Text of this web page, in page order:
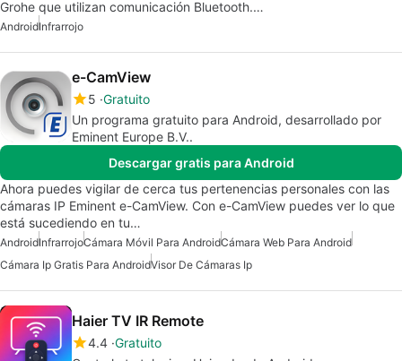
Grohe que utilizan comunicación Bluetooth.…
AndroidInfrarrojo
e-CamView
5 Gratuito
Un programa gratuito para Android, desarrollado por
Eminent Europe B.V..
Descargar gratis para Android
Ahora puedes vigilar de cerca tus pertenencias personales con las
cámaras IP Eminent e-CamView. Con e-CamView puedes ver lo que
está sucediendo en tu…
AndroidInfrarrojoCámara Móvil Para AndroidCámara Web Para Android
Cámara Ip Gratis Para AndroidVisor De Cámaras Ip
Haier TV IR Remote
4.4 Gratuito